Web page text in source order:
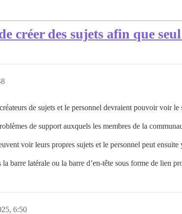
créer des sujets afin que
de sujets et le personnel devraient pouvoir voir
de support auxquels les membres de la
voir leurs propres sujets et le personnel peut
barre latérale ou la barre d’en-tête sous forme de lien
6:50